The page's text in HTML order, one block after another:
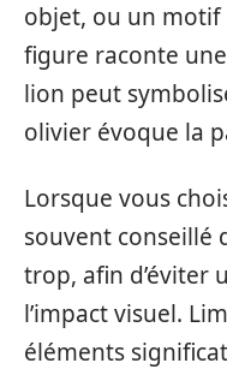
objet, ou un
figure raconte
lion peut
olivier évoque la
Lorsque vous
souvent conseillé
trop, afin d’éviter
l’impact visuel.
éléments